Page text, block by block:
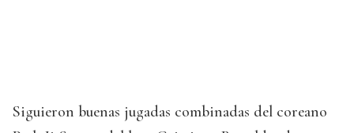
Siguieron buenas jugadas combinadas del coreano